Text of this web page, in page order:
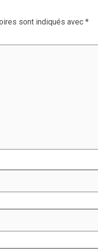
sont indiqués avec *